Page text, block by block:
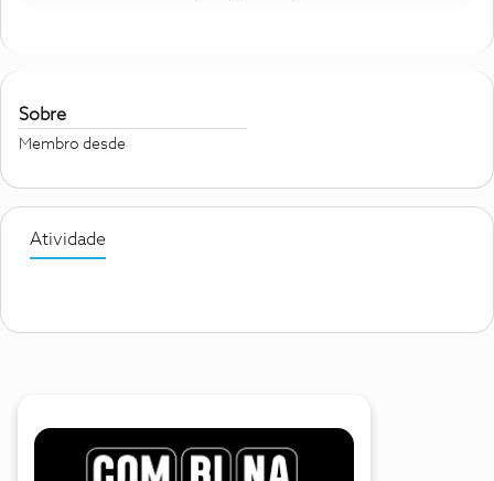
Sobre
Membro desde
Atividade